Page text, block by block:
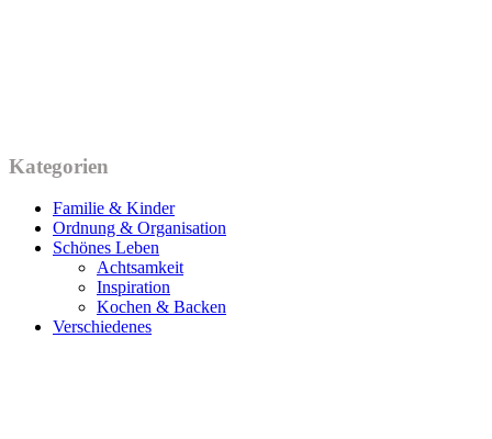
Kategorien
Familie & Kinder
Ordnung & Organisation
Schönes Leben
Achtsamkeit
Inspiration
Kochen & Backen
Verschiedenes